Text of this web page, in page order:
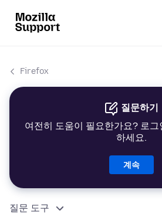
Firefox
질문하기
여전히 도움이 필요한가요? 로
하세요.
계속
질문 도구